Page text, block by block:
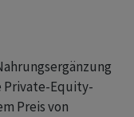
Private-Equity-
Preis von